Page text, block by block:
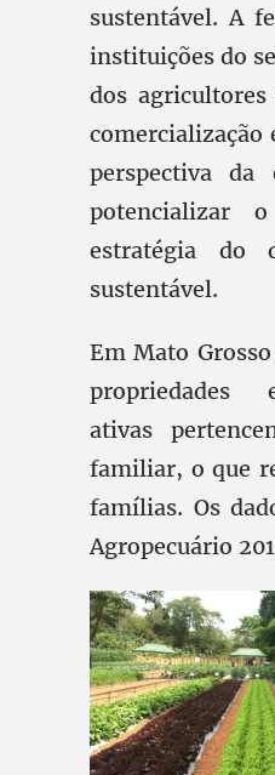
sustentável. A
instituições do
dos agricultores
comercialização
perspectiva da
potencializar
estratégia do
sustentável.
Em Mato
propriedades
ativas
familiar, o que
famílias. Os
Agropecuário